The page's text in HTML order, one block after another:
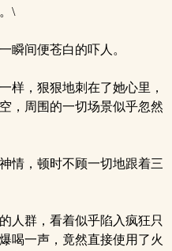
\
瞬间便苍白的吓人。
样，狠狠地刺在了她心里，
，周围的一切场景似乎忽然
情，顿时不顾一切地跟着三
人群，看着似乎陷入疯狂只
喝一声，竟然直接使用了火